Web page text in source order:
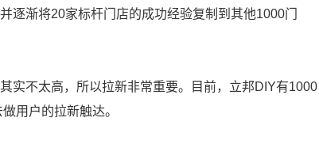
逐渐将20家标杆门店的成功经验复制到其他1000门
实不太高，所以拉新非常重要。目前，立邦DIY有1000
用户的拉新触达。